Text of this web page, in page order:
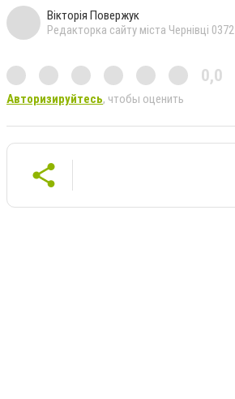
Вікторія Повержук
Редакторка сайту міста Чернівці 0372
0,0
Авторизируйтесь, чтобы оценить